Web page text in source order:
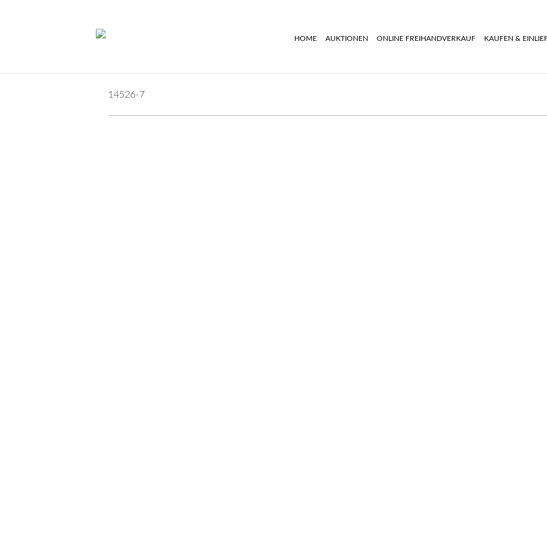
HOME AUKTIONEN ONLINE FREIHANDVERKAUF KAUFEN &
14526-7